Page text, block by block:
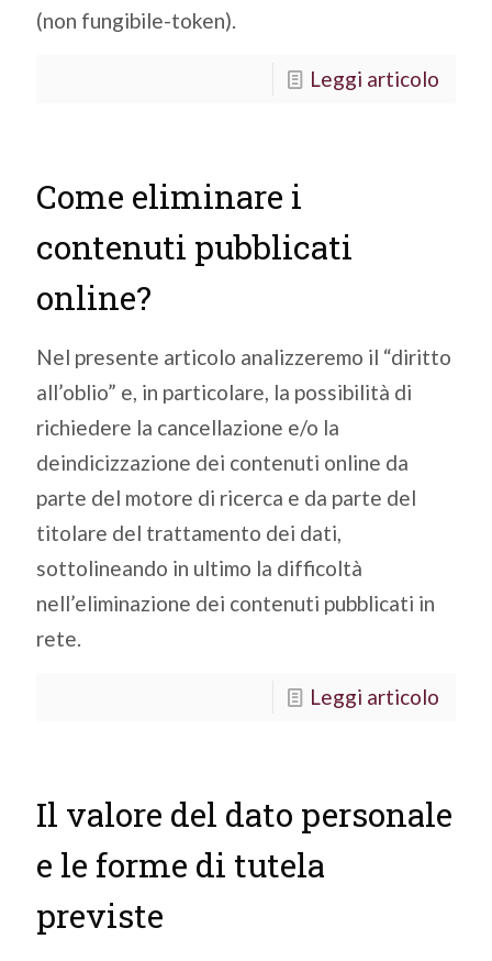
(non fungibile-token).
Leggi articolo
Come eliminare i
contenuti pubblicati
online?
Nel presente articolo analizzeremo il “diritto
all’oblio” e, in particolare, la possibilità di
richiedere la cancellazione e/o la
deindicizzazione dei contenuti online da
parte del motore di ricerca e da parte del
titolare del trattamento dei dati,
sottolineando in ultimo la difficoltà
nell’eliminazione dei contenuti pubblicati in
rete.
Leggi articolo
Il valore del dato personale
e le forme di tutela
previste